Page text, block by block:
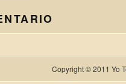
Copyright © 2011 Yo